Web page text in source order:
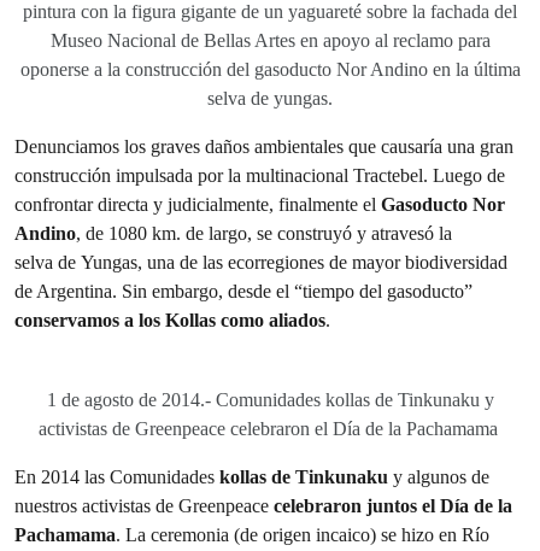
pintura con la figura gigante de un yaguareté sobre la fachada del
Museo Nacional de Bellas Artes en apoyo al reclamo para
oponerse a la construcción del gasoducto Nor Andino en la última
selva de yungas.
Denunciamos los graves daños ambientales que causaría una gran
construcción impulsada por la multinacional Tractebel. Luego de
confrontar directa y judicialmente, finalmente el Gasoducto Nor
Andino, de 1080 km. de largo, se construyó y atravesó la
selva de Yungas, una de las ecorregiones de mayor biodiversidad
de Argentina. Sin embargo, desde el “tiempo del gasoducto”
conservamos a los Kollas como aliados.
1 de agosto de 2014.- Comunidades kollas de Tinkunaku y
activistas de Greenpeace celebraron el Día de la Pachamama
En 2014 las Comunidades kollas de Tinkunaku y algunos de
nuestros activistas de Greenpeace celebraron juntos el Día de la
Pachamama. La ceremonia (de origen incaico) se hizo en Río